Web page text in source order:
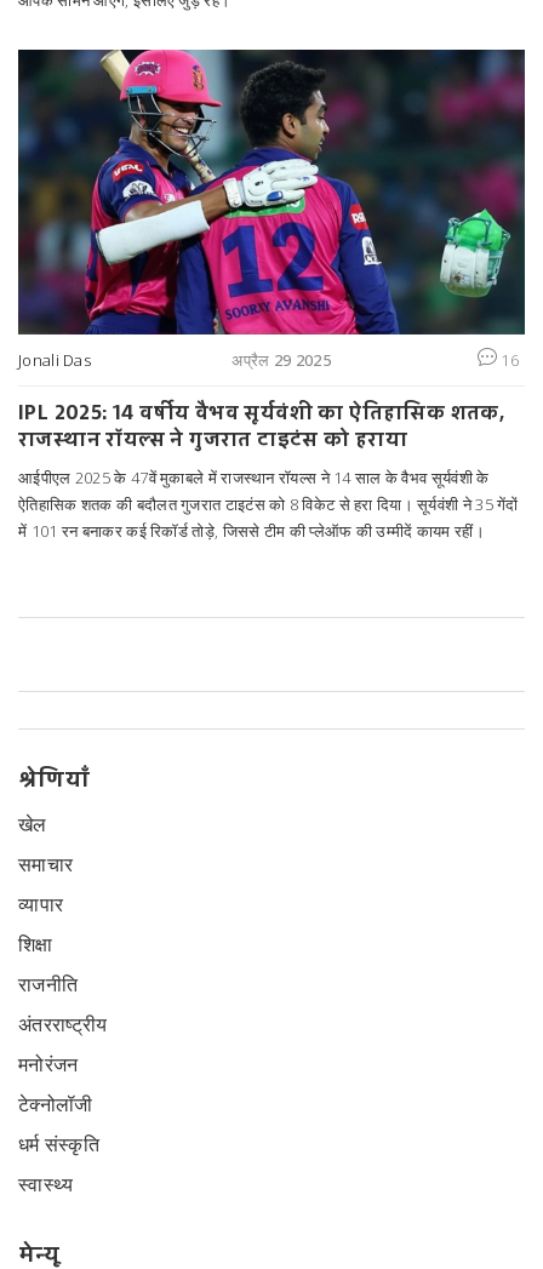
Jonali Das अप्रैल 29 2025 16
IPL 2025: 14 वर्षीय वैभव सूर्यवंशी का ऐतिहासिक शतक,
राजस्थान रॉयल्स ने गुजरात टाइटंस को हराया
आईपीएल 2025 के 47वें मुकाबले में राजस्थान रॉयल्स ने 14 साल के वैभव सूर्यवंशी के
ऐतिहासिक शतक की बदौलत गुजरात टाइटंस को 8 विकेट से हरा दिया। सूर्यवंशी ने 35 गेंदों
में 101 रन बनाकर कई रिकॉर्ड तोड़े, जिससे टीम की प्लेऑफ की उम्मीदें कायम रहीं।
श्रेणियाँ
खेल
समाचार
व्यापार
शिक्षा
राजनीति
अंतरराष्ट्रीय
मनोरंजन
टेक्नोलॉजी
धर्म संस्कृति
स्वास्थ्य
मेन्यू